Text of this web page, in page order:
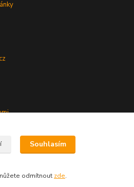
Souhlasím
odmítnout zde.